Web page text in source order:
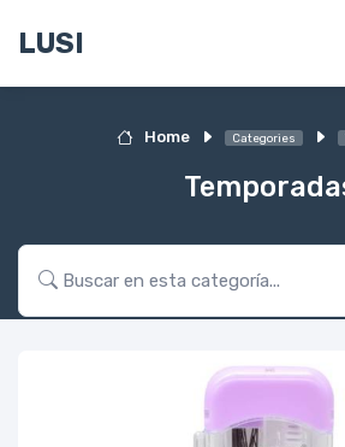
LUSI
Home Categories